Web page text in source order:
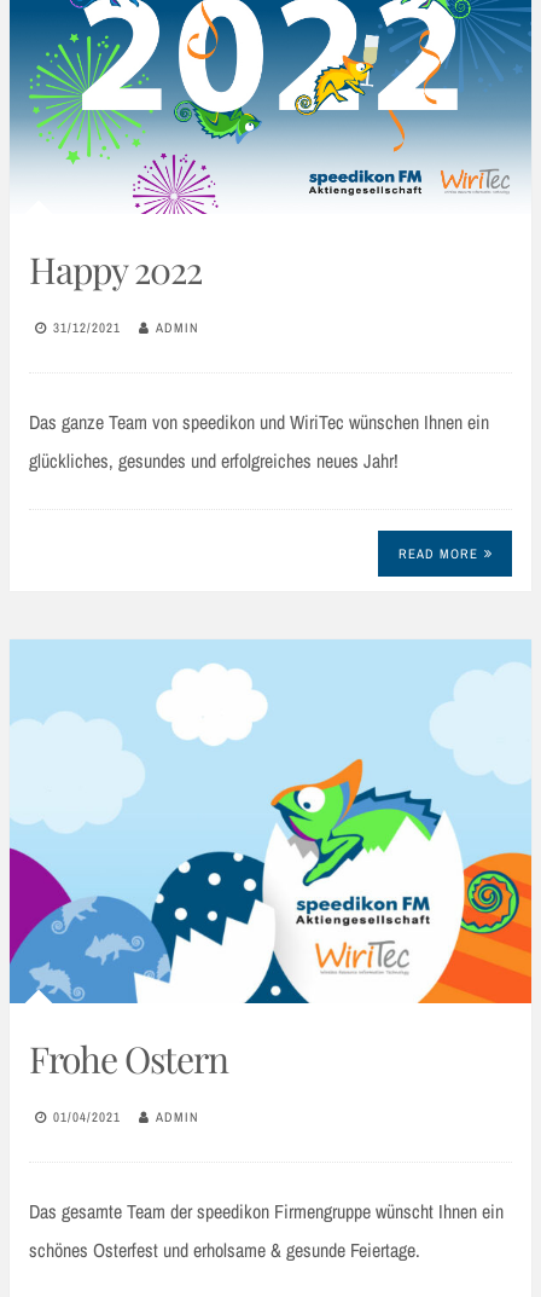
Happy 2022
31/12/2021 ADMIN
Das ganze Team von speedikon und WiriTec wünschen Ihnen ein
glückliches, gesundes und erfolgreiches neues Jahr!
READ MORE
Frohe Ostern
01/04/2021 ADMIN
Das gesamte Team der speedikon Firmengruppe wünscht Ihnen ein
schönes Osterfest und erholsame & gesunde Feiertage.